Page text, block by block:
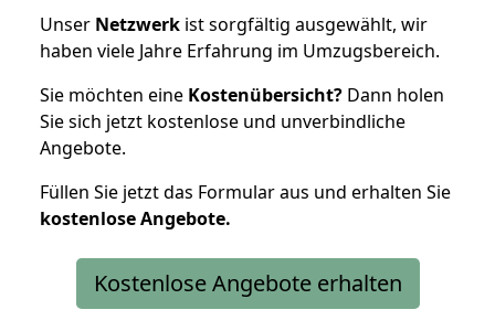
Unser Netzwerk ist sorgfältig ausgewählt, wir
haben viele Jahre Erfahrung im Umzugsbereich.
Sie möchten eine Kostenübersicht? Dann holen
Sie sich jetzt kostenlose und unverbindliche
Angebote.
Füllen Sie jetzt das Formular aus und erhalten Sie
kostenloseAngebote.
Kostenlose Angebote erhalten